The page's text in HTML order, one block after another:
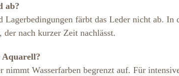
ab?
Lagerbedingungen färbt das Leder nicht ab.
nach kurzer Zeit nachlässt.
Aquarell?
nimmt Wasserfarben begrenzt auf. Für